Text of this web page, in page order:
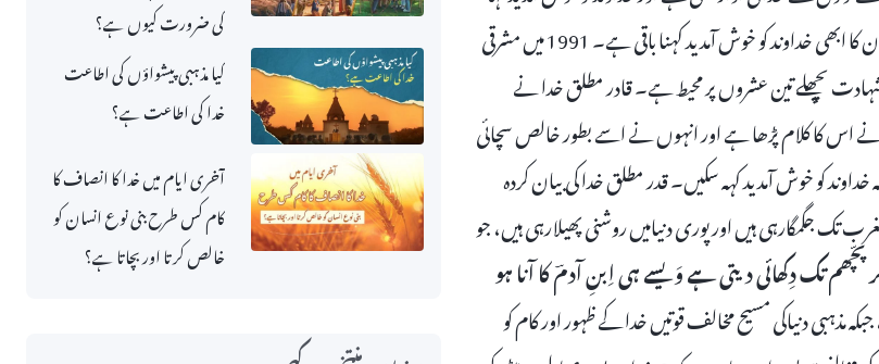
ہے۔ پر ایسےمذہبی لوگ جو اس بات پر مصر ہیں کہ وہ بادل پر سوار ہو کر اۤئیں گے ان کا ابھی خداوند کو خوش آمدید کہنا باقی ہے۔ 1991 میں مشرقی
پچھلے تین عشروں پر محیط ہے۔ قادر مطلق خدا نے
اس کا کلام پڑھا ہے اور انہوں نے اسے بطور خالص سچائی
کو خوش آمدید کہہ سکیں۔ قدر مطلق خدا کی بیان کردہ
ہیں اور پوری دنیامیں روشنی پھیلارہی ہیں، جو
پچّھم تک دِکھائی دیتی ہے وَیسے ہی اِبنِ آدمؔ کا آنا ہو
مذہبی دنیاکی مسیح مخالف قوتیں خدا کے ظہور اور کام کو
کی ضرورت کیوں ہے؟
کیا مذہبی پیشواؤں کی اطاعت
خدا کی اطاعت ہے؟
آخری ایام میں خدا کا انصاف کا
کام کس طرح بنی نوع انسان کو
خالص کرتا اور بچاتا ہے؟